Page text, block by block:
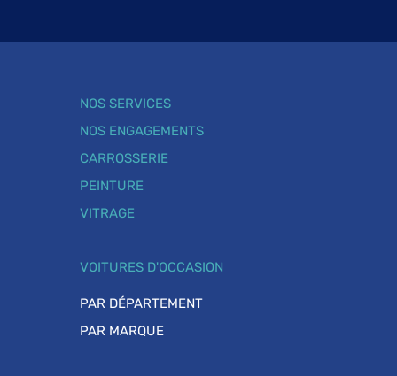
NOS SERVICES
NOS ENGAGEMENTS
CARROSSERIE
PEINTURE
VITRAGE
VOITURES D'OCCASION
PAR DÉPARTEMENT
PAR MARQUE